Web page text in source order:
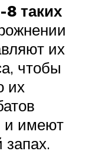
8 таких
их
чтобы
их
и имеют